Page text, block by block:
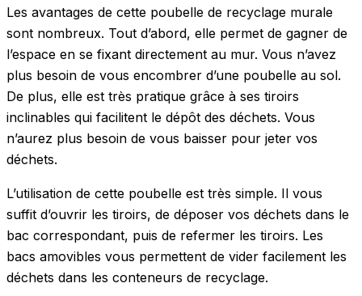
Les avantages de cette poubelle de recyclage murale
sont nombreux. Tout d’abord, elle permet de gagner de
l’espace en se fixant directement au mur. Vous n’avez
plus besoin de vous encombrer d’une poubelle au sol.
De plus, elle est très pratique grâce à ses tiroirs
inclinables qui facilitent le dépôt des déchets. Vous
n’aurez plus besoin de vous baisser pour jeter vos
déchets.
L’utilisation de cette poubelle est très simple. Il vous
suffit d’ouvrir les tiroirs, de déposer vos déchets dans le
bac correspondant, puis de refermer les tiroirs. Les
bacs amovibles vous permettent de vider facilement les
déchets dans les conteneurs de recyclage.